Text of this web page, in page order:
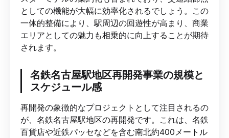
としての機能が大幅に効率化されるでしょう。この
一体的整備により、駅周辺の回遊性が高まり、商業
エリアとしての魅力も相乗的に向上することが期待
されます。
名鉄名古屋駅地区再開発事業の規模と
スケジュール感
再開発の象徴的なプロジェクトとして注目されるの
が、名鉄名古屋駅地区の再開発です。これは、名鉄
百貨店や近鉄パッセなどを含む南北約400メートル